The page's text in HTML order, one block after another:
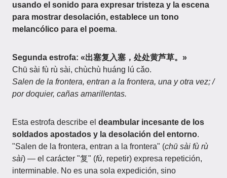
usando el sonido para expresar tristeza y la escena
para mostrar desolación, establece un tono
melancólico para el poema.
Segunda estrofa: «出塞复入塞，处处黄芦草。»
Chū sài fù rù sài, chùchù huáng lú cǎo.
Salen de la frontera, entran a la frontera, una y otra vez; /
por doquier, cañas amarillentas.
Esta estrofa describe el deambular incesante de los
soldados apostados y la desolación del entorno.
"Salen de la frontera, entran a la frontera" (chū sài fù rù
sài) — el carácter "复" (fù, repetir) expresa repetición,
interminable. No es una sola expedición, sino